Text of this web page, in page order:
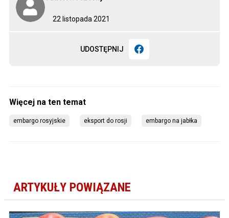
22 listopada 2021
UDOSTĘPNIJ
embargo rosyjskie eksport do rosji embargo na jabłka
ARTYKUŁY POWIĄZANE